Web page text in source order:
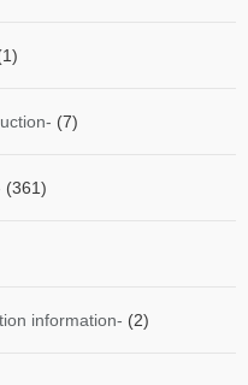
(7)
(361)
information- (2)